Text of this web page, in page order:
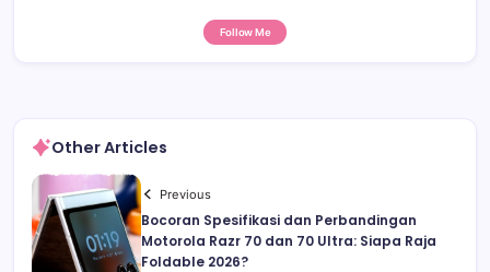
Follow Me
Other Articles
Previous
Bocoran Spesifikasi dan Perbandingan
Motorola Razr 70 dan 70 Ultra: Siapa Raja
Foldable 2026?